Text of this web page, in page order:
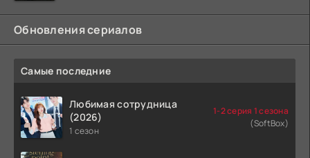
Обновления сериалов
Самые последние
Любимая сотрудница
(2026)
1 сезон
1-2 серия 1 сезона
(SoftBox)